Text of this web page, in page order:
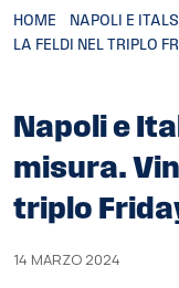
HOME
NAPOLI E
LA FELDI NEL TRIPLO
Napoli e
misura.
triplo
14 MARZO 2024